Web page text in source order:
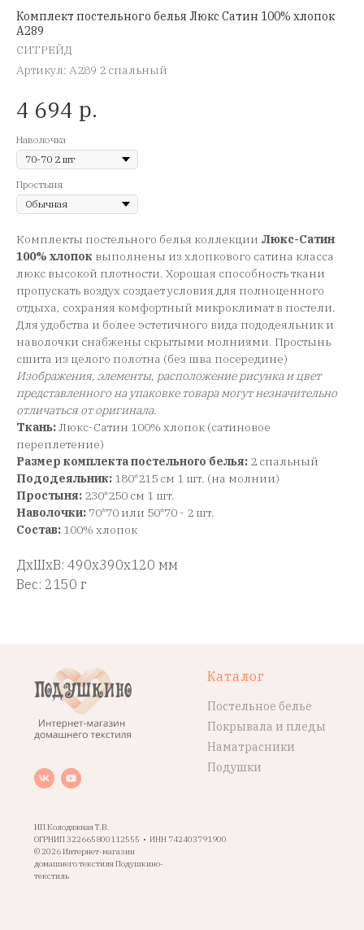
Комплект постельного белья Люкс Сатин 100% хлопок
A289
СИТРЕЙД
Артикул: A289 2 спальный
4 694 р.
Наволочка
Простыня
Комплекты постельного белья коллекции Люкс-Сатин
100% хлопок выполнены из хлопкового сатина класса
люкс высокой плотности. Хорошая способность ткани
пропускать воздух создает условия для полноценного
отдыха, сохраняя комфортный микроклимат в постели.
Для удобства и более эстетичного вида пододеяльник и
наволочки снабжены скрытыми молниями. Простынь
сшита из целого полотна (без шва посередине)
Изображения, элементы, расположение рисунка и цвет
представленного на упаковке товара могут незначительно
отличаться от оригинала.
Ткань:Люкс-Сатин 100% хлопок (сатиновое
переплетение)
Размер комплекта постельного белья: 2 спальный
Пододеяльник: 180*215 см 1 шт. (на молнии)
Простыня: 230*250 см 1 шт.
Наволочки: 70*70 или 50*70 - 2 шт.
Состав: 100% хлопок
ДxШxВ: 490x390x120 мм
Вес: 2150 г
ИП Колодяжная Т.В.
ОГРНИП 322665800112555 • ИНН 742403791900
© 2026 Интернет-магазин
домашнего текстиля Подушкино-
текстиль
Каталог
Постельное белье
Покрывала и пледы
Наматрасники
Подушки